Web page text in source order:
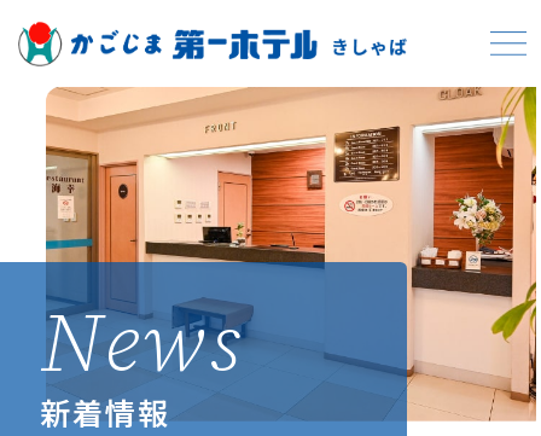
News
新着情報